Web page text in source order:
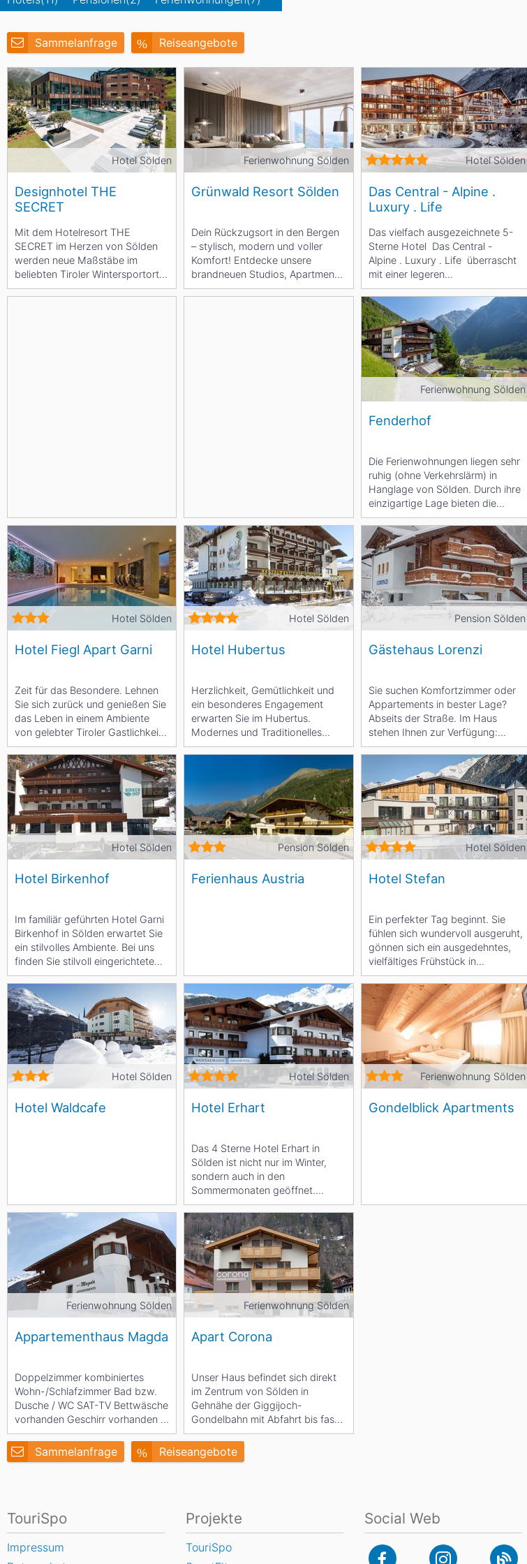
Sammelanfrage Reiseangebote
Hotel Sölden
Designhotel THE
SECRET
Mit dem Hotelresort THE
SECRET im Herzen von Sölden
werden neue Maßstäbe im
beliebten Tiroler Wintersportort
gesetzt. Gemäß dem Motto
Ferienwohnung Sölden
Grünwald Resort Sölden
Dein Rückzugsort in den Bergen
– stylisch, modern und voller
Komfort! Entdecke unsere
brandneuen Studios, Apartments
und Chalets, die...
Hotel Sölden
Das Central - Alpine .
Luxury . Life
Das vielfach ausgezeichnete 5-
Sterne Hotel Das Central -
Alpine . Luxury . Life überrascht
mit einer legeren
Wohlfühlatmosphäre,...
Ferienwohnung Sölden
Fenderhof
Die Ferienwohnungen liegen sehr
ruhig (ohne Verkehrslärm) in
Hanglage von Sölden. Durch ihre
einzigartige Lage bieten die
Wohnungen eine...
Hotel Sölden
Hotel Fiegl Apart Garni
Zeit für das Besondere. Lehnen
Sie sich zurück und genießen Sie
das Leben in einem Ambiente
von gelebter Tiroler Gastlichkeit.
Wir, die...
Hotel Sölden
Hotel Hubertus
Herzlichkeit, Gemütlichkeit und
ein besonderes Engagement
erwarten Sie im Hubertus.
Modernes und Traditionelles
haben wir verbunden und das...
Pension Sölden
Gästehaus Lorenzi
Sie suchen Komfortzimmer oder
Appartements in bester Lage?
Abseits der Straße. Im Haus
stehen Ihnen zur Verfügung:
Appartement...
Hotel Sölden
Hotel Birkenhof
Im familiär geführten Hotel Garni
Birkenhof in Sölden erwartet Sie
ein stilvolles Ambiente. Bei uns
finden Sie stilvoll eingerichtete...
Pension Sölden
Ferienhaus Austria
Hotel Sölden
Hotel Stefan
Ein perfekter Tag beginnt. Sie
fühlen sich wundervoll ausgeruht,
gönnen sich ein ausgedehntes,
vielfältiges Frühstück in...
Hotel Sölden
Hotel Waldcafe
Hotel Sölden
Hotel Erhart
Das 4 Sterne Hotel Erhart in
Sölden ist nicht nur im Winter,
sondern auch in den
Sommermonaten geöffnet.
Besonderes Augenmerk legt man
auf das...
Ferienwohnung Sölden
Gondelblick Apartments
Ferienwohnung Sölden
Appartementhaus Magda
Doppelzimmer kombiniertes
Wohn-/Schlafzimmer Bad bzw.
Dusche / WC SAT-TV Bettwäsche
vorhanden Geschirr vorhanden ...
Ferienwohnung Sölden
Apart Corona
Unser Haus befindet sich direkt
im Zentrum von Sölden in
Gehnähe der Giggijoch-
Gondelbahn mit Abfahrt bis fast
direkt vor unser Haus. In...
Sammelanfrage Reiseangebote
Ozeanien
Neuseeland Australien
Südamerika
Chile Argentinien
Ägypten
Südamerika
Argentinien
Asien
Russland China
Nordica Stöckli Kästle
Hagan Indigo
Ogso
TouriSpo
Impressum
Projekte
TouriSpo
Social Web